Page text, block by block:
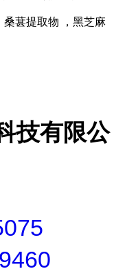
葚提取物 ，黑芝麻
技有限公